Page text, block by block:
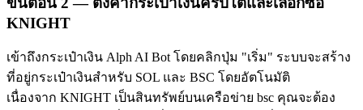
พันธมิตร Bitrue
มากถึง 65% คอมมิชชั่น!
KNIGHT
เข้าถึงกระเป๋าเงิน Alph AI Bot โดยคลิกปุ่ม "เริ่ม" ระบบจะสร้าง
ที่อยู่กระเป๋าเงินสำหรับ SOL และ BSC โดยอัตโนมัติ
เนื่องจาก KNIGHT เป็นสินทรัพย์บนเครือข่าย bsc คุณจะต้อง